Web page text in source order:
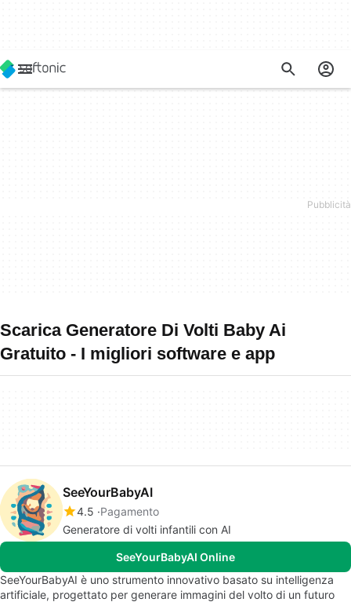
Scarica Generatore Di Volti Baby Ai
Gratuito - I migliori software e app
SeeYourBabyAI
4.5 Pagamento
Generatore di volti infantili con AI
SeeYourBabyAI Online
SeeYourBabyAI è uno strumento innovativo basato su intelligenza
artificiale, progettato per generare immagini del volto di un futuro